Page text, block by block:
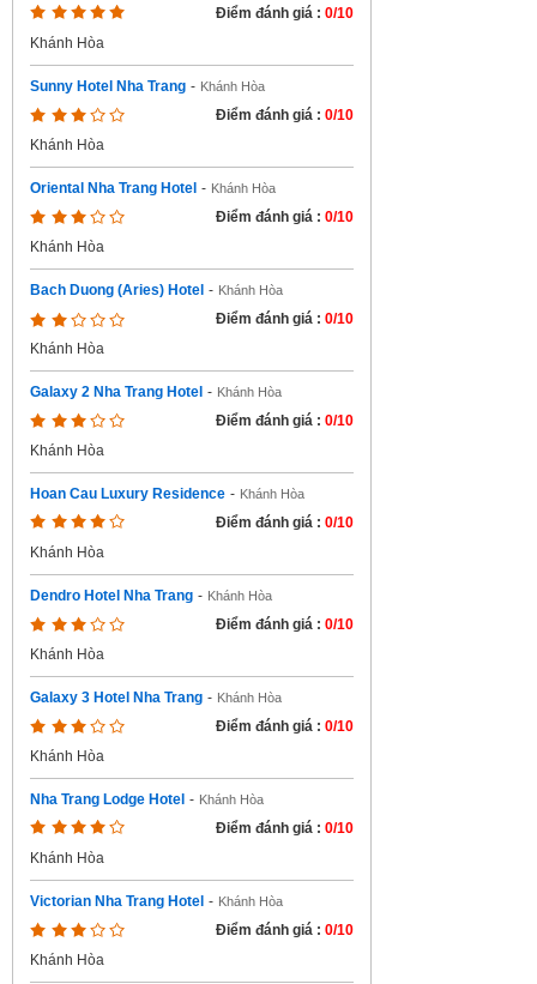
Điểm đánh giá : 0/10
Khánh Hòa
Sunny Hotel Nha Trang - Khánh Hòa
Điểm đánh giá : 0/10
Khánh Hòa
Oriental Nha Trang Hotel - Khánh Hòa
Điểm đánh giá : 0/10
Khánh Hòa
Bach Duong (Aries) Hotel - Khánh Hòa
Điểm đánh giá : 0/10
Khánh Hòa
Galaxy 2 Nha Trang Hotel - Khánh Hòa
Điểm đánh giá : 0/10
Khánh Hòa
Hoan Cau Luxury Residence - Khánh Hòa
Điểm đánh giá : 0/10
Khánh Hòa
Dendro Hotel Nha Trang - Khánh Hòa
Điểm đánh giá : 0/10
Khánh Hòa
Galaxy 3 Hotel Nha Trang - Khánh Hòa
Điểm đánh giá : 0/10
Khánh Hòa
Nha Trang Lodge Hotel - Khánh Hòa
Điểm đánh giá : 0/10
Khánh Hòa
Victorian Nha Trang Hotel - Khánh Hòa
Điểm đánh giá : 0/10
Khánh Hòa